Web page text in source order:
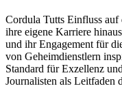
Cordula Tutts Einfluss auf
ihre eigene Karriere
und ihr Engagement für
von Geheimdienstlern
Standard für Exzellenz
Journalisten als Leitfaden